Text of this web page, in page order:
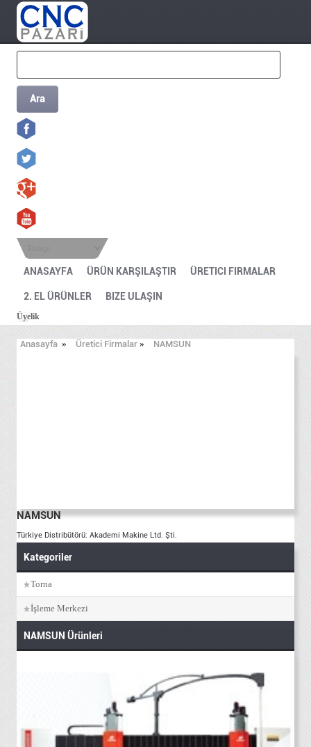
Ara
ANASAYFA ÜRÜN KARŞILAŞTIR ÜRETICI FIRMALAR
2. EL ÜRÜNLER BIZE ULAŞIN
Üyelik
Anasayfa » Üretici Firmalar » NAMSUN
NAMSUN
Türkiye Distribütörü: Akademi Makine Ltd. Şti.
Kategoriler
Torna
İşleme Merkezi
NAMSUN Ürünleri